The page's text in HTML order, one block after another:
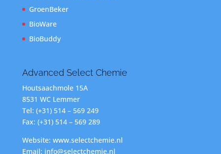
GroenBeker
BioWare
BioBuddy
Advanced Select Chemie
Houtsaachmole 15A
8531 WC Lemmer
Tel: (+31) 514 – 569 249
Fax: (+31) 514 – 569 289
Website: www.selectchemie.nl
Email: info@selectchemie.nl